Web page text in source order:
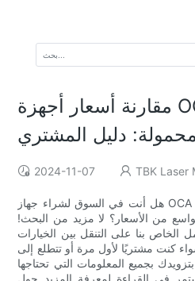
مقارنة أسعار أجهزة OCA لشاشات
دليل المشتري
2024-11-07 TBK Laser
هل أنت في السوق لشراء جهاز OCA لشاشة الهاتف المحمول ولكنك
من الأسعار؟ لا مزيد من البحث!
بنا على التنقل بين الخيارات
كنت مشتريًا لأول مرة أو تتطلع إلى
بجميع المعلومات التي تحتاجها
في القراءة لمعرفة المزيد حول